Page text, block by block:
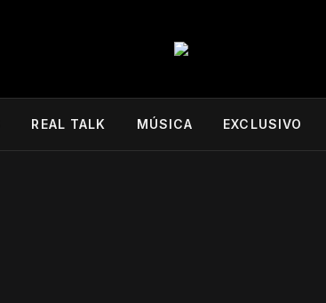
REAL TALK MÚSICA EXCLUSIVO